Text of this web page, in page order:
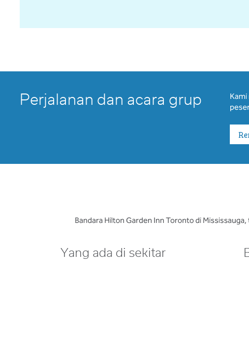
Perjalanan dan acara grup
Bandara Hilton Garden Inn Toronto di
Yang ada di sekitar